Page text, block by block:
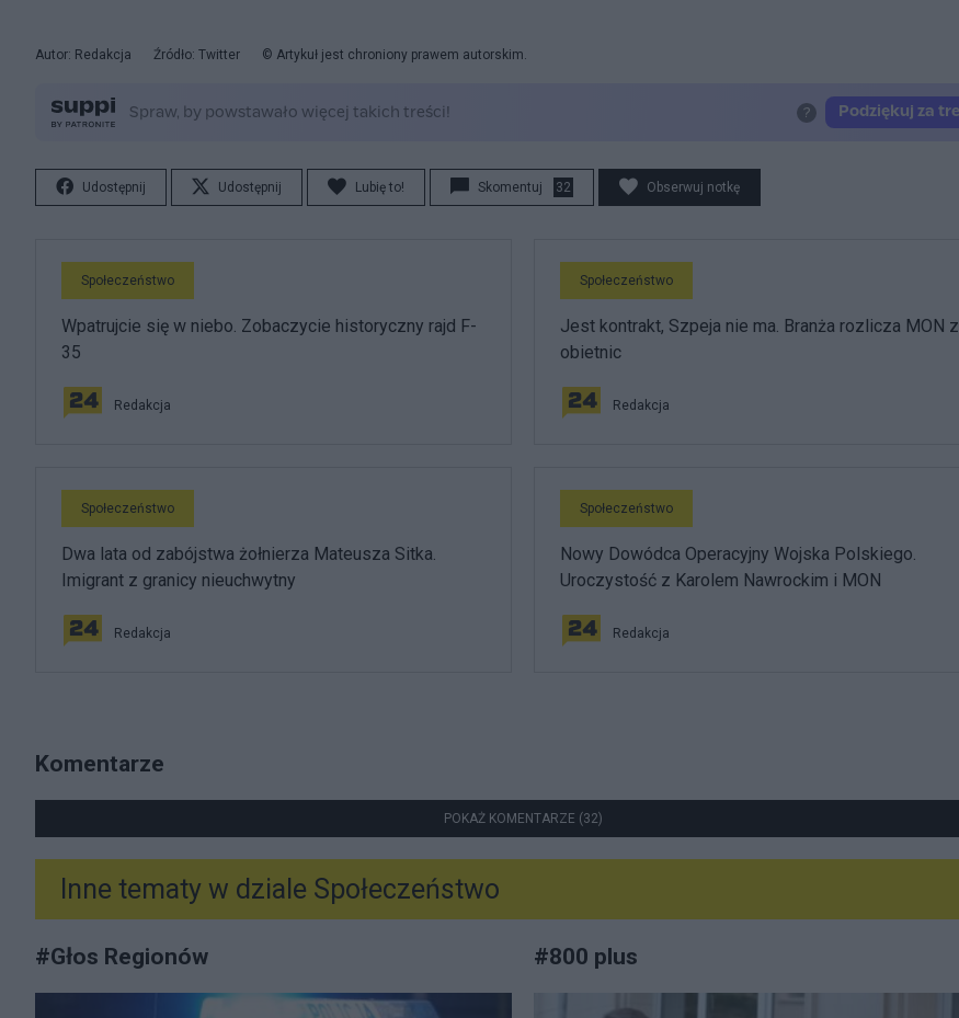
Autor: Redakcja Źródło: Twitter © Artykuł jest chroniony prawem autorskim.
Udostępnij Udostępnij Lubię to! Skomentuj 32 Obserwuj notkę
Społeczeństwo
Wpatrujcie się w niebo. Zobaczycie historyczny rajd F-
35
Redakcja
Społeczeństwo
Jest kontrakt, Szpeja nie ma. Branża rozlicza MON z
obietnic
Redakcja
Społeczeństwo
Dwa lata od zabójstwa żołnierza Mateusza Sitka.
Imigrant z granicy nieuchwytny
Redakcja
Społeczeństwo
Nowy Dowódca Operacyjny Wojska Polskiego.
Uroczystość z Karolem Nawrockim i MON
Redakcja
Komentarze
POKAŻ KOMENTARZE (32)
Inne tematy w dziale Społeczeństwo
#Głos Regionów #800 plus